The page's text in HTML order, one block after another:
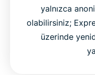
yalnızca
olabilirsiniz;
üzerinde